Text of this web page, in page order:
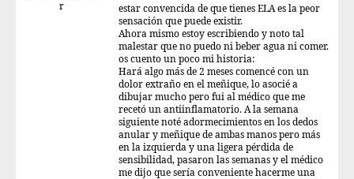
r
estar convencida de que tienes ELA es la peor
sensación que puede existir.
Ahora mismo estoy escribiendo y noto tal
malestar que no puedo ni beber agua ni comer.
os cuento un poco mi historia:
Hará algo más de 2 meses comencé con un
dolor extraño en el meñique, lo asocié a
dibujar mucho pero fui al médico que me
recetó un antiinflamatorio. A la semana
siguiente noté adormecimientos en los dedos
anular y meñique de ambas manos pero más
en la izquierda y una ligera pérdida de
sensibilidad, pasaron las semanas y el médico
me dijo que sería conveniente hacerme una